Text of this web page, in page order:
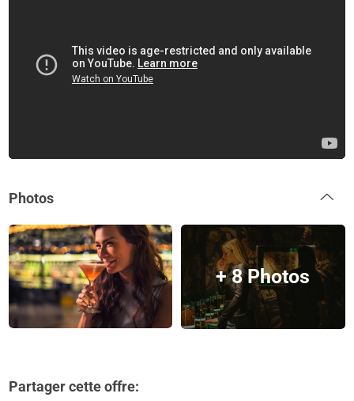
Photos
+ 8 Photos
Partager cette offre: